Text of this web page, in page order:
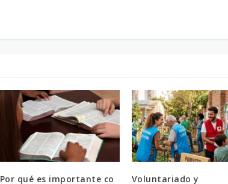
Por qué es importante co Voluntariado y